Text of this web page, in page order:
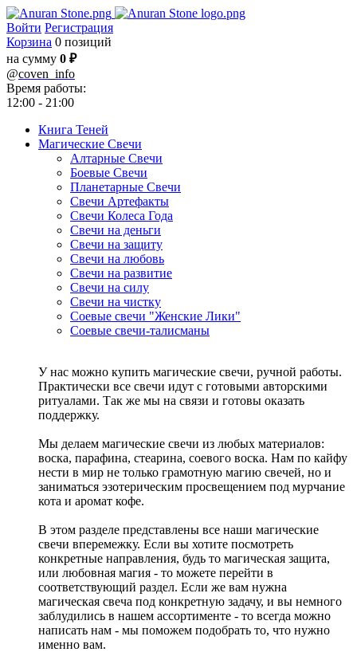
Войти Регистрация
Корзина 0 позиций
на сумму 0 ₽
@coven_info
Время работы:
12:00 - 21:00
Книга Теней
Магические Свечи
Алтарные Свечи
Боевые Свечи
Планетарные Свечи
Свечи Артефакты
Свечи Колеса Года
Свечи на деньги
Свечи на защиту
Свечи на любовь
Свечи на развитие
Свечи на силу
Свечи на чистку
Соевые свечи "Женские Лики"
Соевые свечи-талисманы
У нас можно купить магические свечи, ручной работы.
Практически все свечи идут с готовыми авторскими
ритуалами. Так же мы на связи и готовы оказать
поддержку.
Мы делаем магические свечи из любых материалов:
воска, парафина, стеарина, соевого воска. Нам по кайфу
нести в мир не только грамотную магию свечей, но и
заниматься эзотерическим просвещением под мурчание
кота и аромат кофе.
В этом разделе представлены все наши магические
свечи вперемежку. Если вы хотите посмотреть
конкретные направления, будь то магическая защита,
или любовная магия - то можете перейти в
соответствующий раздел. Если же вам нужна
магическая свеча под конкретную задачу, и вы немного
заблудились в нашем ассортименте - то всегда можно
написать нам - мы поможем подобрать то, что нужно
именно вам.